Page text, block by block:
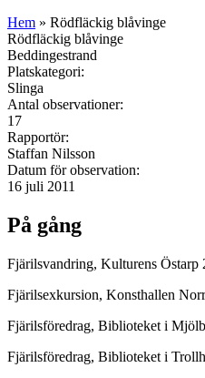
Hem » Rödfläckig blåvinge
Rödfläckig blåvinge
Beddingestrand
Platskategori:
Slinga
Antal observationer:
17
Rapportör:
Staffan Nilsson
Datum för observation:
16 juli 2011
På gång
Fjärilsvandring, Kulturens Östarp
Fjärilsexkursion, Konsthallen
Fjärilsföredrag, Biblioteket i
Fjärilsföredrag, Biblioteket i